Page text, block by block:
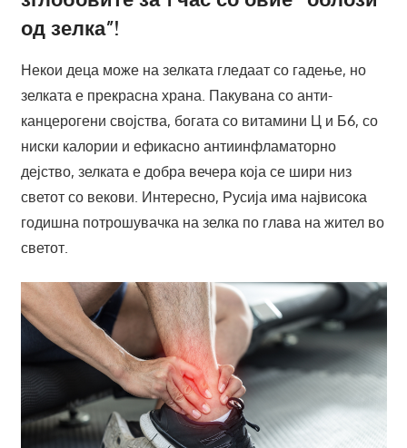
од зелка”!
Некои деца може на зелката гледаат со гадење, но
зелката е прекрасна храна. Пакувана со анти-
канцерогени својства, богата со витамини Ц и Б6, со
ниски калории и ефикасно антиинфламаторно
дејство, зелката е добра вечера која се шири низ
светот со векови. Интересно, Русија има највисока
годишна потрошувачка на зелка по глава на жител во
светот.